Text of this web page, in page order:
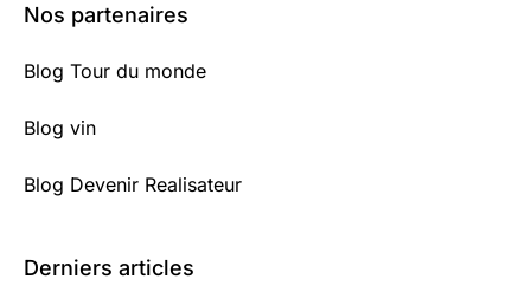
Nos partenaires
Blog Tour du monde
Blog vin
Blog Devenir Realisateur
Derniers articles